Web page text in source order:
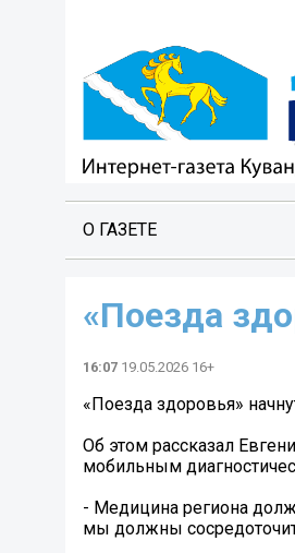
О ГАЗЕТЕ
«Поезда
16:07 19.05.2026 16+
«Поезда здоровья»
Об этом рассказал
мобильным
- Медицина региона
мы должны